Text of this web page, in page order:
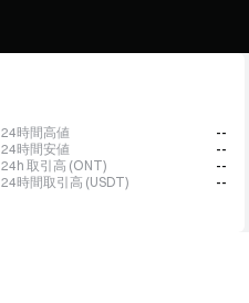
24時間高値
--
24時間安値
--
24h 取引高 (ONT)
--
24時間取引高 (USDT)
--